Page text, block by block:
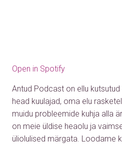
Open in Spotify
Antud Podcast on ellu kutsutud
head kuulajad, oma elu
muidu probleemide kuhja alla
on meie üldise heaolu ja
üliolulised märgata. Loodame